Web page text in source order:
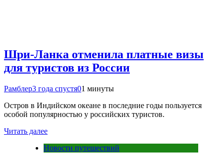
Шри-Ланка отменила платные визы
для туристов из России
Рамблер3 года спустя01 минуты
Остров в Индийском океане в последние годы пользуется
особой популярностью у российских туристов.
Читать далее
Новости путешествий